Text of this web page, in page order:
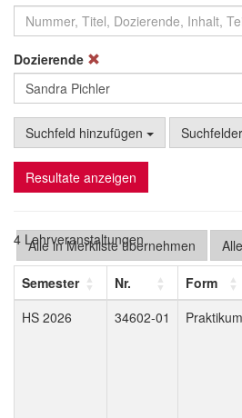
Dozierende
Suchfeld hinzufügen
Resultate anzeigen
Alle in Merkliste übernehmen
4 Lehrveranstaltungen
Semester Nr. Form
HS 2026
34602-01 Praktikum